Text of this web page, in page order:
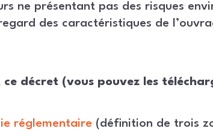
ne présentant pas des risques
des caractéristiques de
décret (vous pouvez les
réglementaire (définition de trois